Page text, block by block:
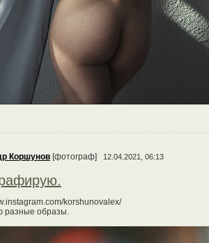
Коршунов [фотограф] 12.04.2021, 06:13
korshunovalex/
разные образы.